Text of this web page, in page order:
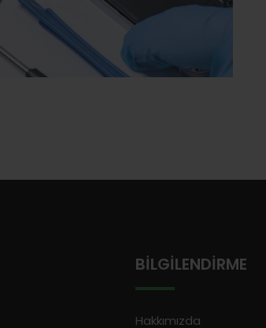
BILGILENDIRME
Hakkımızda